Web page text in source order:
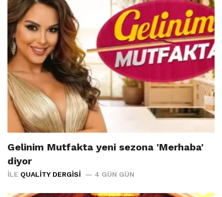
Gelinim Mutfakta yeni sezona 'Merhaba'
diyor
İLE QUALITY DERGISI 4 GÜN GÜN